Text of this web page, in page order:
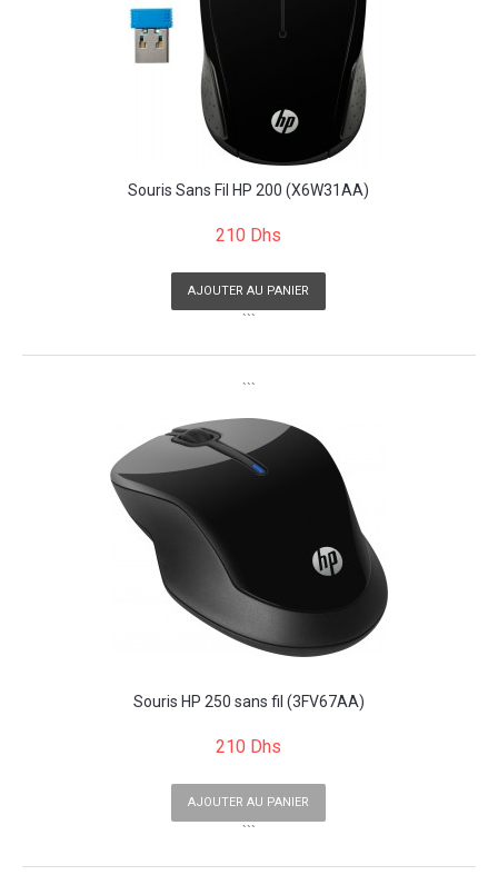
Souris Sans Fil HP 200 (X6W31AA)
210 Dhs
AJOUTER AU PANIER
```
```
Souris HP 250 sans fil (3FV67AA)
210 Dhs
AJOUTER AU PANIER
```